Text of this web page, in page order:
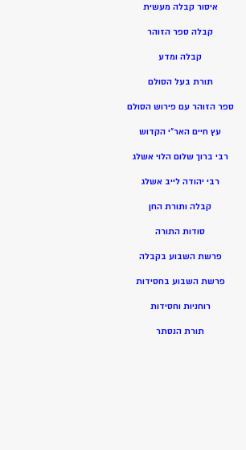
איסור קבלה מעשית
קבלה ספר הזוהר
קבלה ומדע
תורת בעל הסולם
ספר הזוהר עם פירוש הסולם
עץ חיים האר”י הקדוש
רבי ברוך שלום הלוי אשלג
רבי יהודה לייב אשלג
קבלה ותורת החן
סודות התורה
פרשת השבוע בקבלה
פרשת השבוע בחסידות
רוחניות וחסידות
תורת הנסתר